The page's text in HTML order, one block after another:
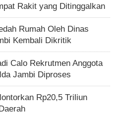
Rakit yang Ditinggalkan
Rumah Oleh Dinas
Kembali Dikritik
Calo Rekrutmen Anggota
Jambi Diproses
Rp20,5 Triliun